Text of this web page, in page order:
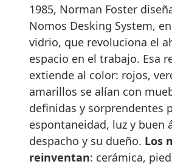
1985, Norman Foster
Nomos Desking System,
vidrio, que revoluciona el
espacio en el trabajo. Esa
extiende al color: rojos,
amarillos se alían con
definidas y sorprendentes
espontaneidad, luz y buen
despacho y su dueño. Los
reinventan: cerámica,